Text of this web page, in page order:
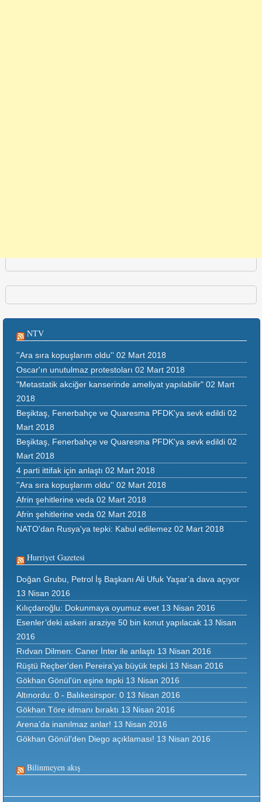
NTV
''Ara sıra kopuşlarım oldu'' 02 Mart 2018
Oscar'ın unutulmaz protestoları 02 Mart 2018
"Metastatik akciğer kanserinde ameliyat yapılabilir" 02 Mart
2018
Beşiktaş, Fenerbahçe ve Quaresma PFDK'ya sevk edildi 02
Mart 2018
Beşiktaş, Fenerbahçe ve Quaresma PFDK'ya sevk edildi 02
Mart 2018
4 parti ittifak için anlaştı 02 Mart 2018
''Ara sıra kopuşlarım oldu'' 02 Mart 2018
Afrin şehitlerine veda 02 Mart 2018
Afrin şehitlerine veda 02 Mart 2018
NATO'dan Rusya'ya tepki: Kabul edilemez 02 Mart 2018
Hurriyet Gazetesi
Doğan Grubu, Petrol İş Başkanı Ali Ufuk Yaşar’a dava açıyor
13 Nisan 2016
Kılıçdaroğlu: Dokunmaya oyumuz evet 13 Nisan 2016
Esenler’deki askeri araziye 50 bin konut yapılacak 13 Nisan
2016
Rıdvan Dilmen: Caner İnter ile anlaştı 13 Nisan 2016
Rüştü Reçber'den Pereira'ya büyük tepki 13 Nisan 2016
Gökhan Gönül'ün eşine tepki 13 Nisan 2016
Altınordu: 0 - Balıkesirspor: 0 13 Nisan 2016
Gökhan Töre idmanı bıraktı 13 Nisan 2016
Arena’da inanılmaz anlar! 13 Nisan 2016
Gökhan Gönül'den Diego açıklaması! 13 Nisan 2016
Bilinmeyen akış